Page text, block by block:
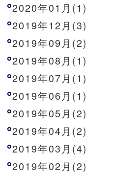
2020年01月(1)
2019年12月(3)
2019年09月(2)
2019年08月(1)
2019年07月(1)
2019年06月(1)
2019年05月(2)
2019年04月(2)
2019年03月(4)
2019年02月(2)